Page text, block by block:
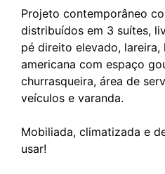
Projeto contemporâneo
distribuídos em 3 suítes,
pé direito elevado, lareira,
americana com espaço
churrasqueira, área de
veículos e varanda.
Mobiliada, climatizada e
usar!